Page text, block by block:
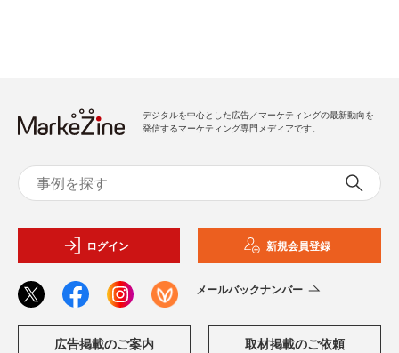
デジタルを中心とした広告／マーケティングの最新動向を
発信するマーケティング専門メディアです。
ログイン 新規会員登録
メールバックナンバー
広告掲載のご案内 取材掲載のご依頼